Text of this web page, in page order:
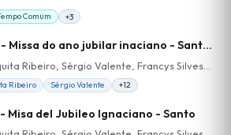
Comum +3
SOU SANTO - Missa do ano jubilar inaciano - SantoSANTO
Ribeiro Sérgio Valente +12
- Misa del Jubileo Ignaciano - Santo